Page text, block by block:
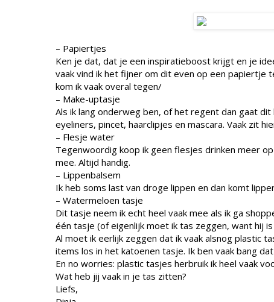
– Papiertjes
Ken je dat, dat je een inspiratieboost krijgt en je
vaak vind ik het fijner om dit even op een papiertje
kom ik vaak overal tegen/
– Make-uptasje
Als ik lang onderweg ben, of het regent dan gaat
eyeliners, pincet, haarclipjes en mascara. Vaak zit
– Flesje water
Tegenwoordig koop ik geen flesjes drinken meer
mee. Altijd handig.
– Lippenbalsem
Ik heb soms last van droge lippen en dan komt
– Watermeloen tasje
Dit tasje neem ik echt heel vaak mee als ik ga
één tasje (of eigenlijk moet ik tas zeggen, want hij
Al moet ik eerlijk zeggen dat ik vaak alsnog plastic
items los in het katoenen tasje. Ik ben vaak bang
En no worries: plastic tasjes herbruik ik heel vaak
Wat heb jij vaak in je tas zitten?
Liefs,